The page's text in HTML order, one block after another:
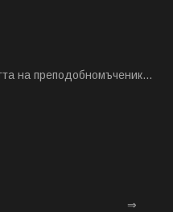
на преподобномъченик...
⇒